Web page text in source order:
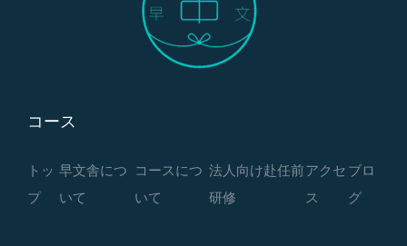
コース
トッ
プ
早文舎につ
いて
コースにつ
いて
法人向け赴任前
研修
アクセ
ス
ブロ
グ